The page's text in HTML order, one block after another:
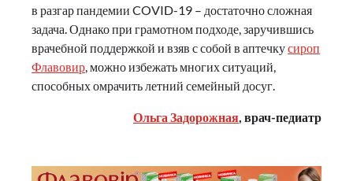
в разгар пандемии COVID-19 – достаточно сложная
задача. Однако при грамотном подходе, заручившись
врачебной поддержкой и взяв с собой в аптечкусироп
Флавовир, можно избежать многих ситуаций,
способных омрачить летний семейный досуг.
Ольга Задорожная, врач-педиатр